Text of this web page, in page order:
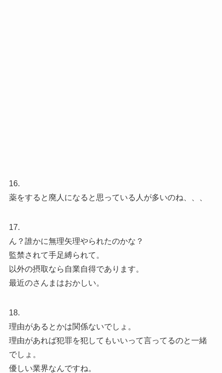
16.
薬をすると廃人になると思っている人が多いのね、、、
17.
ん？誰かに無理矢理やられたのかな？
監禁されて手足縛られて。
以外の摂取なら自業自得であります。
最近のさんまはおかしい。
18.
理由があるとかは関係ないでしょ。
理由があれば犯罪を犯してもいいって言ってるのと一緒
でしょ。
優しい業界なんですね。